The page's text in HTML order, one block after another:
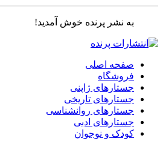
به نشر پرنده خوش آمدید!
صفحه اصلی
فروشگاه
جستارهای ژاپنی
جستارهای تاریخی
جستارهای روانشناسی
جستارهای ادبی
کودک و نوجوان